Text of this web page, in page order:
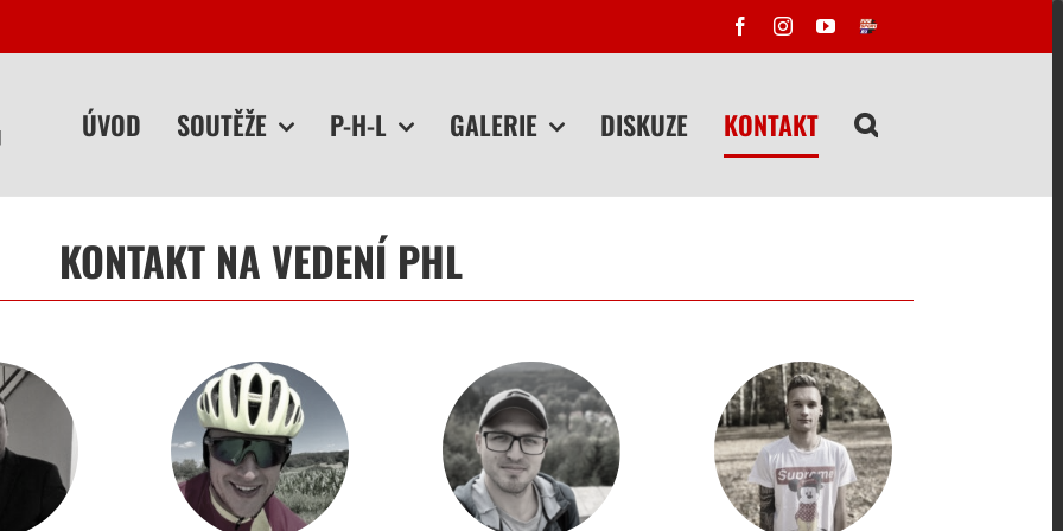
FacebookInstagramYouTube
FIRESPORT
ÚVOD SOUTĚŽE P-H-L GALERIE DISKUZE KONTAKT
KONTAKT NA VEDENÍ PHL